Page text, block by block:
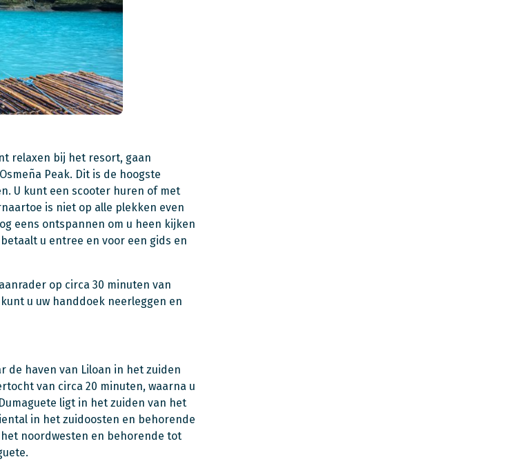
relaxen bij het resort, gaan
Peak. Dit is de hoogste
U kunt een scooter huren of met
is niet op alle plekken even
eens ontspannen om u heen kijken
u entree en voor een gids en
op circa 30 minuten van
u uw handdoek neerleggen en
de haven van Liloan in het zuiden
van circa 20 minuten, waarna u
ligt in het zuiden van het
in het zuidoosten en behorende
noordwesten en behorende tot